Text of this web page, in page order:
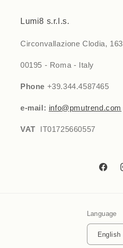
Lumi8 s.r.l.s.
Circonvallazione Clodia,
00195 - Roma - Italy
Phone +39.344.4587465
e-mail: info@pmutrend.com
VAT IT01725660557
Language
English